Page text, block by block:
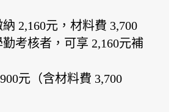
2,160元，材料費 3,700
考核者，可享 2,160元補
元（含材料費 3,700